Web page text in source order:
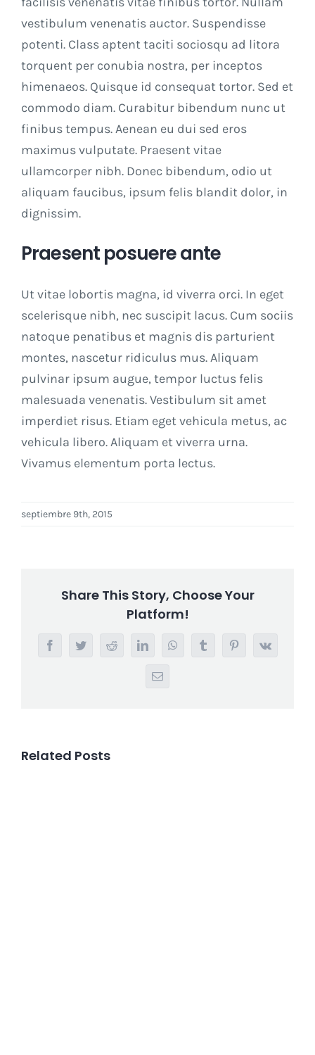
vestibulum venenatis auctor. Suspendisse
potenti. Class aptent taciti sociosqu ad litora
torquent per conubia nostra, per inceptos
himenaeos. Quisque id consequat tortor. Sed et
commodo diam. Curabitur bibendum nunc ut
finibus tempus. Aenean eu dui sed eros
maximus vulputate. Praesent vitae
ullamcorper nibh. Donec bibendum, odio ut
aliquam faucibus, ipsum felis blandit dolor, in
dignissim.
Praesent posuere ante
Ut vitae lobortis magna, id viverra orci. In eget
scelerisque nibh, nec suscipit lacus. Cum sociis
natoque penatibus et magnis dis parturient
montes, nascetur ridiculus mus. Aliquam
pulvinar ipsum augue, tempor luctus felis
malesuada venenatis. Vestibulum sit amet
imperdiet risus. Etiam eget vehicula metus, ac
vehicula libero. Aliquam et viverra urna.
Vivamus elementum porta lectus.
septiembre 9th, 2015
Share This Story, Choose Your
Platform!
FacebookTwitterRedditLinkedInWhatsAppTumblrPinterestVk
Email
Related Posts